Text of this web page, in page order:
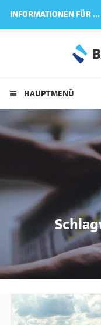
INFORMATIONEN FÜR ...
HAUPTMENÜ